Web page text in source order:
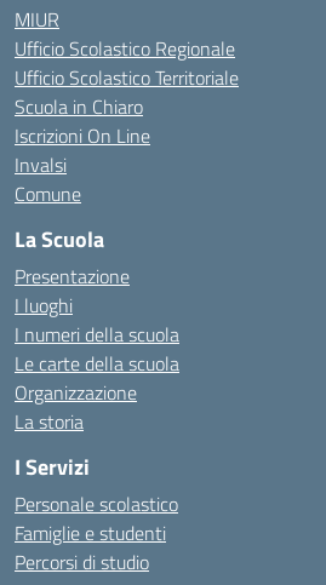
MIUR
Ufficio Scolastico Regionale
Ufficio Scolastico Territoriale
Scuola in Chiaro
Iscrizioni On Line
Invalsi
Comune
La Scuola
Presentazione
I luoghi
I numeri della scuola
Le carte della scuola
Organizzazione
La storia
I Servizi
Personale scolastico
Famiglie e studenti
Percorsi di studio